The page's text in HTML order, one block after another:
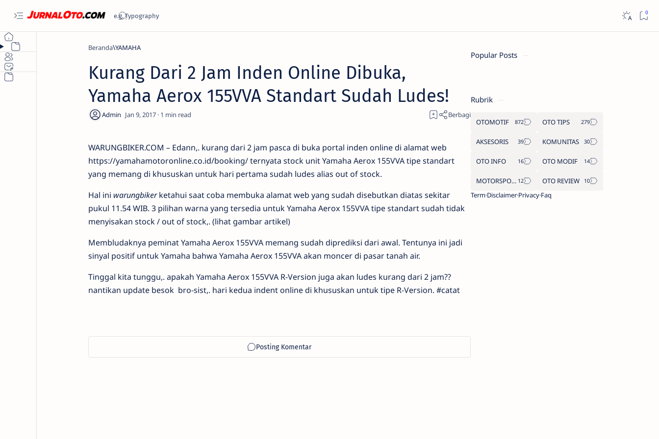
Beranda YAMAHA
Kurang Dari 2 Jam Inden Online Dibuka,
Yamaha Aerox 155VVA Standart Sudah Ludes!
1
WARUNGBIKER.COM – Edann,. kurang dari 2 jam pasca di buka portal inden online di alamat web
https://yamahamotoronline.co.id/booking/ ternyata stock unit Yamaha Aerox 155VVA tipe standart
yang memang di khususkan untuk hari pertama sudah ludes alias out of stock.
Hal ini warungbikerketahui saat coba membuka alamat web yang sudah disebutkan diatas sekitar
pukul 11.54 WIB. 3 pilihan warna yang tersedia untuk Yamaha Aerox 155VVA tipe standart sudah tidak
menyisakan stock / out of stock,. (lihat gambar artikel)
Membludaknya peminat Yamaha Aerox 155VVA memang sudah diprediksi dari awal. Tentunya ini jadi
sinyal positif untuk Yamaha bahwa Yamaha Aerox 155VVA akan moncer di pasar tanah air.
Tinggal kita tunggu,. apakah Yamaha Aerox 155VVA R-Version juga akan ludes kurang dari 2 jam??
nantikan update besok bro-sist,. hari kedua indent online di khususkan untuk tipe R-Version. #catat
Popular Posts
Rubrik
OTOMOTIF OTO TIPS
AKSESORIS KOMUNITAS
OTO INFO OTO MODIF
MOTORSPORT
OTO REVIEW
TermDisclaimerPrivacyFaq